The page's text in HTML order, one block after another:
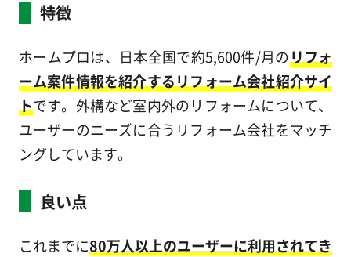
特徴
ホームプロは、日本全国で約5,600件/月のリフォ
ーム案件情報を紹介するリフォーム会社紹介サイ
トです。外構など室内外のリフォームについて、
ユーザーのニーズに合うリフォーム会社をマッチ
ングしています。
良い点
これまでに80万人以上のユーザーに利用されてき